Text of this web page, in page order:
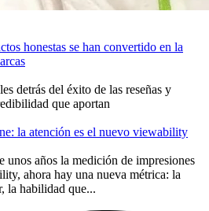
honestas se han convertido en la
detrás del éxito de las reseñas y
que aportan
la atención es el nuevo viewability
unos años la medición de impresiones
ahora hay una nueva métrica: la
la habilidad que...